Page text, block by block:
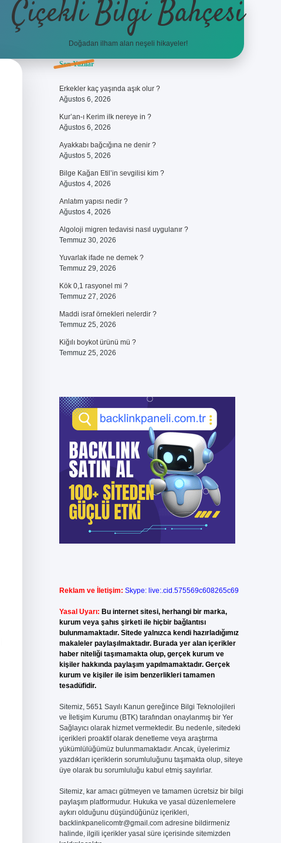
Çiçekli Bilgi Bahçesi
Doğadan ilham alan neşeli hikayeler!
Sidebar
Son Yazılar
Erkekler kaç yaşında aşık olur ?
Ağustos 6, 2026
Kur’an-ı Kerim ilk nereye in ?
Ağustos 6, 2026
Ayakkabı bağcığına ne denir ?
Ağustos 5, 2026
Bilge Kağan Etil’in sevgilisi kim ?
Ağustos 4, 2026
Anlatım yapısı nedir ?
Ağustos 4, 2026
Algoloji migren tedavisi nasıl uygulanır ?
Temmuz 30, 2026
Yuvarlak ifade ne demek ?
Temmuz 29, 2026
Kök 0,1 rasyonel mi ?
Temmuz 27, 2026
Maddi israf örnekleri nelerdir ?
Temmuz 25, 2026
Kiğılı boykot ürünü mü ?
Temmuz 25, 2026
Reklam ve İletişim: Skype: live:.cid.575569c608265c69
Yasal Uyarı: Bu internet sitesi, herhangi bir marka,
kurum veya şahıs şirketi ile hiçbir bağlantısı
bulunmamaktadır. Sitede yalnızca kendi hazırladığımız
makaleler paylaşılmaktadır. Burada yer alan içerikler
haber niteliği taşımamakta olup, gerçek kurum ve
kişiler hakkında paylaşım yapılmamaktadır. Gerçek
kurum ve kişiler ile isim benzerlikleri tamamen
tesadüfidir.
Sitemiz, 5651 Sayılı Kanun gereğince Bilgi Teknolojileri
ve İletişim Kurumu (BTK) tarafından onaylanmış bir Yer
Sağlayıcı olarak hizmet vermektedir. Bu nedenle, sitedeki
içerikleri proaktif olarak denetleme veya araştırma
yükümlülüğümüz bulunmamaktadır. Ancak, üyelerimiz
yazdıkları içeriklerin sorumluluğunu taşımakta olup, siteye
üye olarak bu sorumluluğu kabul etmiş sayılırlar.
Sitemiz, kar amacı gütmeyen ve tamamen ücretsiz bir bilgi
paylaşım platformudur. Hukuka ve yasal düzenlemelere
aykırı olduğunu düşündüğünüz içerikleri,
backlinkpanelicomtr@gmail.comadresine bildirmeniz
halinde, ilgili içerikler yasal süre içerisinde sitemizden